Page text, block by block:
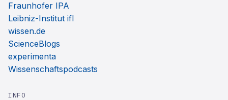
Fraunhofer IPA
Leibniz-Institut ifl
wissen.de
ScienceBlogs
experimenta
Wissenschaftspodcasts
INFO